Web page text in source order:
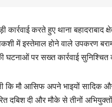
करते हुए थाना बहादराबाद
में इस्तेमाल होने वाले उपकरण बरामद
घटनाओं पर सख्त कार्रवाई
कि मौ आसिफ अपने भाइयों
दबिश दी और मौके से तीनों